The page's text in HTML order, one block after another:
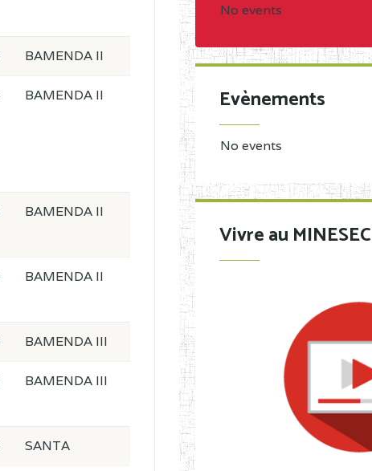
BAMENDA II
BAMENDA II
BAMENDA II
BAMENDA II
BAMENDA III
BAMENDA III
SANTA
No events
Evènements
No events
Vivre au MINESEC